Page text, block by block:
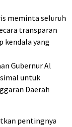
meminta seluruh
transparan
kendala yang
Gubernur Al
untuk
Daerah
pentingnya